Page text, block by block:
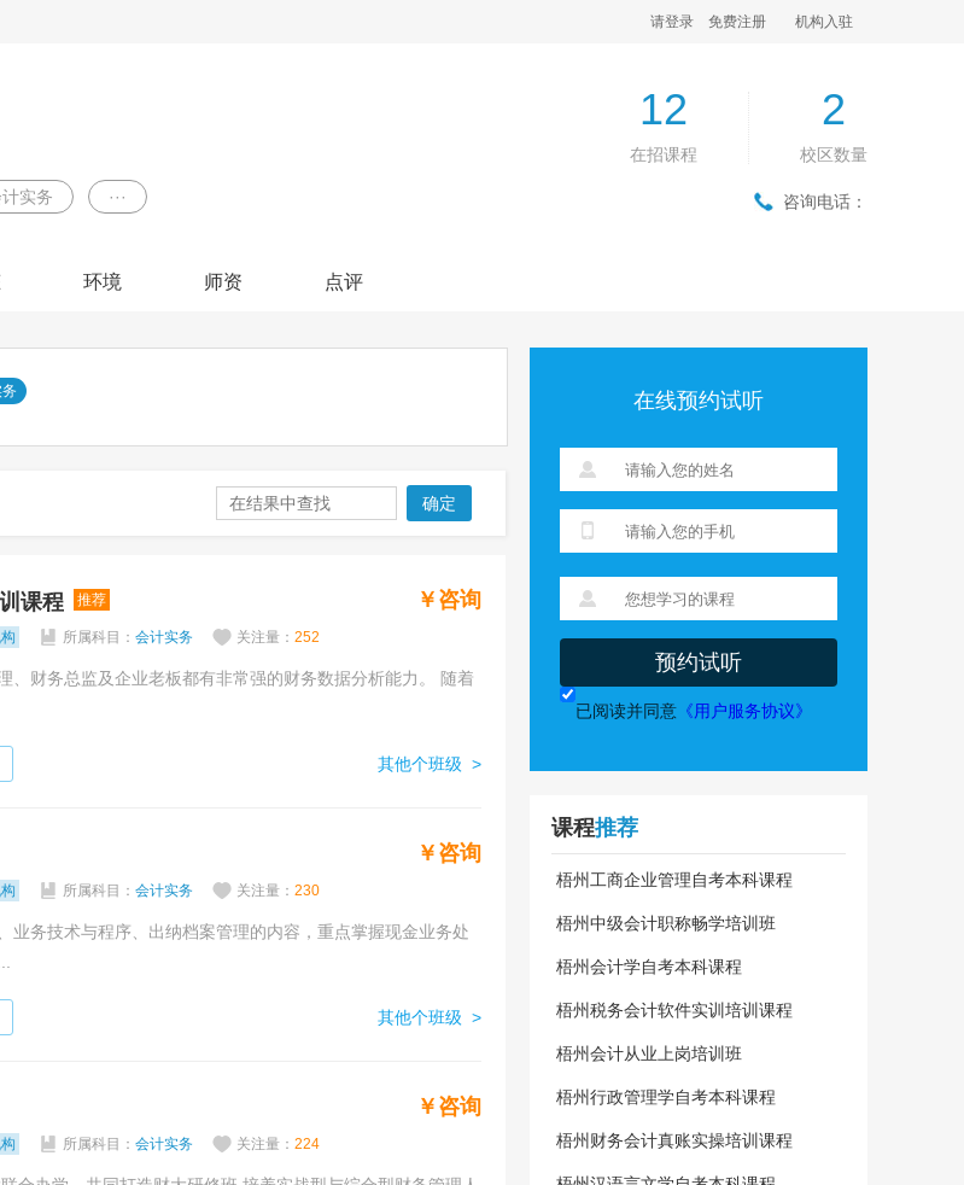
机构入驻
请登录 免费注册
实务 ···
12
在招课程
2
校区数量
咨询电话：
环境 师资 点评
确定
课程 推荐 ￥咨询
所属科目： 会计实务 关注量： 252
、财务总监及企业老板都有非常强的财务数据分析能力。 随着
其他个班级 >
￥咨询
所属科目： 会计实务 关注量： 230
业务技术与程序、出纳档案管理的内容，重点掌握现金业务处
其他个班级 >
￥咨询
所属科目： 会计实务 关注量： 224
在线预约试听
预约试听
已阅读并同意 《用户服务协议》
课程推荐
梧州工商企业管理自考本科课程
梧州中级会计职称畅学培训班
梧州会计学自考本科课程
梧州税务会计软件实训培训课程
梧州会计从业上岗培训班
梧州行政管理学自考本科课程
梧州财务会计真账实操培训课程